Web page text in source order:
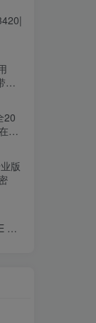
有
20
线
版
コ